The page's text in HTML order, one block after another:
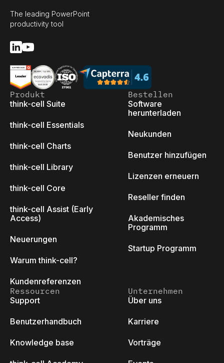
The leading PowerPoint
productivity tool
Produkt
think-cell Suite
think-cell Essentials
think-cell Charts
think-cell Library
think-cell Core
think-cell Assist (Early
Access)
Neuerungen
Warum think-cell?
Kundenreferenzen
Bestellen
Software
herunterladen
Neukunden
Benutzer hinzufügen
Lizenzen erneuern
Reseller finden
Akademisches
Programm
Startup Programm
Ressourcen
Support
Benutzerhandbuch
Knowledge base
Unternehmen
Über uns
Karriere
Vorträge